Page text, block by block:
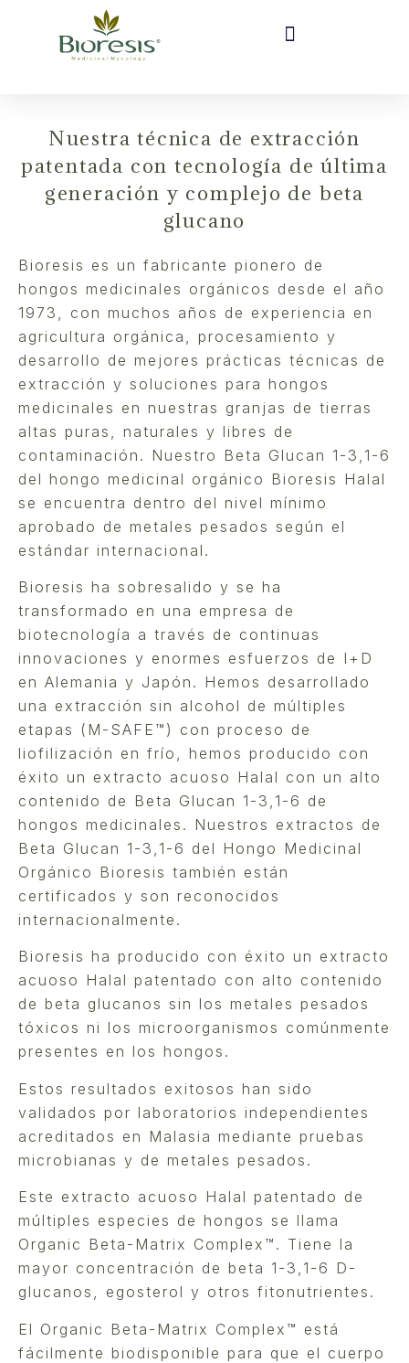
Nuestra técnica de extracción
patentada con tecnología de última
generación y complejo de beta
glucano
Bioresis es un fabricante pionero de
hongos medicinales orgánicos desde el año
1973, con muchos años de experiencia en
agricultura orgánica, procesamiento y
desarrollo de mejores prácticas técnicas de
extracción y soluciones para hongos
medicinales en nuestras granjas de tierras
altas puras, naturales y libres de
contaminación. Nuestro Beta Glucan 1-3,1-6
del hongo medicinal orgánico Bioresis Halal
se encuentra dentro del nivel mínimo
aprobado de metales pesados según el
estándar internacional.
Bioresis ha sobresalido y se ha
transformado en una empresa de
biotecnología a través de continuas
innovaciones y enormes esfuerzos de I+D
en Alemania y Japón. Hemos desarrollado
una extracción sin alcohol de múltiples
etapas (M-SAFE™) con proceso de
liofilización en frío, hemos producido con
éxito un extracto acuoso Halal con un alto
contenido de Beta Glucan 1-3,1-6 de
hongos medicinales. Nuestros extractos de
Beta Glucan 1-3,1-6 del Hongo Medicinal
Orgánico Bioresis también están
certificados y son reconocidos
internacionalmente.
Bioresis ha producido con éxito un extracto
acuoso Halal patentado con alto contenido
de beta glucanos sin los metales pesados
tóxicos ni los microorganismos comúnmente
presentes en los hongos.
Estos resultados exitosos han sido
validados por laboratorios independientes
acreditados en Malasia mediante pruebas
microbianas y de metales pesados.
Este extracto acuoso Halal patentado de
múltiples especies de hongos se llama
Organic Beta-Matrix Complex™. Tiene la
mayor concentración de beta 1-3,1-6 D-
glucanos, egosterol y otros fitonutrientes.
El Organic Beta-Matrix Complex™ está
fácilmente biodisponible para que el cuerpo